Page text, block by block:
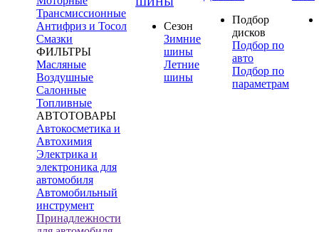
Трансмиссионные
Антифриз и Тосол
Смазки
ФИЛЬТРЫ
Масляные
Воздушные
Салонные
Топливные
АВТОТОВАРЫ
Автокосметика и
Автохимия
Электрика и
электроника для
автомобиля
Автомобильный
инструмент
Принадлежности
Сезон
Зимние
шины
Летние
шины
Подбор
дисков
Подбор по
авто
Подбор по
параметрам